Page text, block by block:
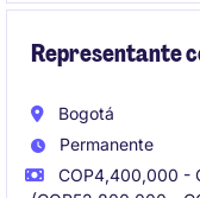
partners.
Representante
Bogotá
Permanente
COP4,400,000 -